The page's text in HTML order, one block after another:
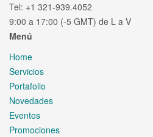
Tel: +1 321-939.4052
9:00 a 17:00 (-5 GMT) de L a V
Menú
Home
Servicios
Portafolio
Novedades
Eventos
Promociones